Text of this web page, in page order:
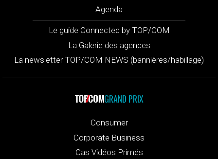
Agenda
Le guide Connected by TOP/COM
La Galerie des agences
La newsletter TOP/COM NEWS (bannières/habillage)
GRAND PRIX
Consumer
Corporate Business
Cas Vidéos Primés